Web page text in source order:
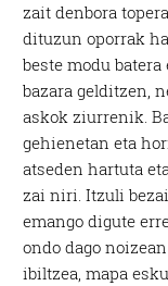
zait denbora
dituzun oporrak
beste modu
bazara gelditzen,
askok ziurrenik.
gehienetan eta
atseden hartuta
zai niri. Itzuli
emango digute
ondo dago
ibiltzea, mapa